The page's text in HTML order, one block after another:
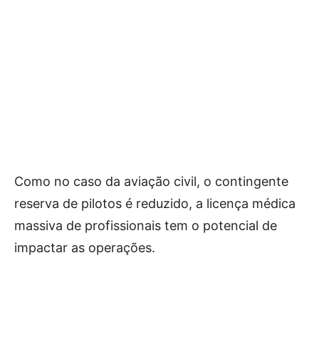
Como no caso da aviação civil, o contingente
reserva de pilotos é reduzido, a licença médica
massiva de profissionais tem o potencial de
impactar as operações.